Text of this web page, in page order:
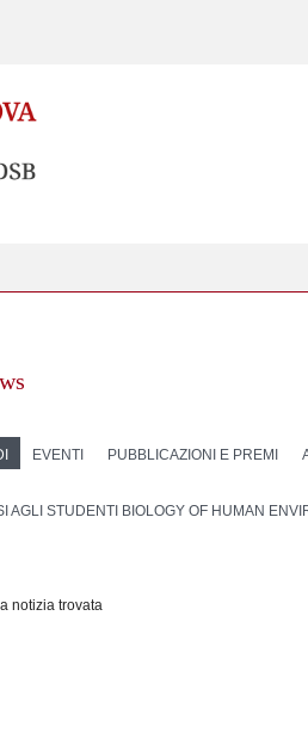
EVENTI PUBBLICAZIONI E PREMI
AGLI STUDENTI BIOLOGY OF HUMAN
notizia trovata